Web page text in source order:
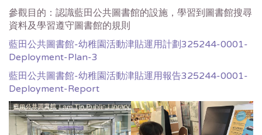
參觀目的：認識藍田公共圖書館的設施，學習到圖書館搜尋
資料及學習遵守圖書館的規則
藍田公共圖書館-幼稚園活動津貼運用計劃325244-0001-
Deployment-Plan-3
藍田公共圖書館-幼稚園活動津貼運用報告325244-0001-
Deployment-Report